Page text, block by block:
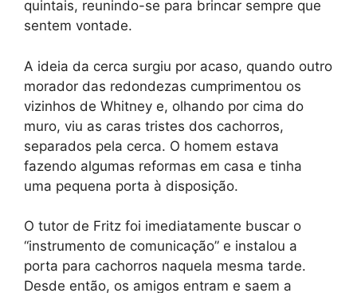
quintais, reunindo-se para brincar sempre que
sentem vontade.
A ideia da cerca surgiu por acaso, quando outro
morador das redondezas cumprimentou os
vizinhos de Whitney e, olhando por cima do
muro, viu as caras tristes dos cachorros,
separados pela cerca. O homem estava
fazendo algumas reformas em casa e tinha
uma pequena porta à disposição.
O tutor de Fritz foi imediatamente buscar o
“instrumento de comunicação” e instalou a
porta para cachorros naquela mesma tarde.
Desde então, os amigos entram e saem a